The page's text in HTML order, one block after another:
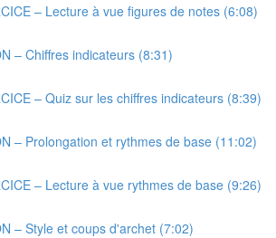
– Lecture à vue figures de notes (6:08)
– Chiffres indicateurs (8:31)
– Quiz sur les chiffres indicateurs (8:39)
– Prolongation et rythmes de base (11:02)
– Lecture à vue rythmes de base (9:26)
– Style et coups d'archet (7:02)